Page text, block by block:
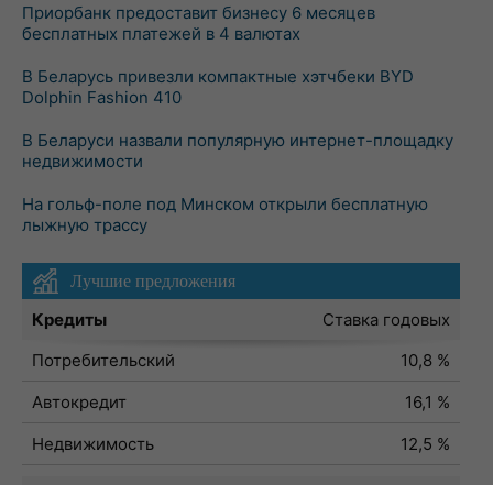
Приорбанк предоставит бизнесу 6 месяцев
бесплатных платежей в 4 валютах
В Беларусь привезли компактные хэтчбеки BYD
Dolphin Fashion 410
В Беларуси назвали популярную интернет-площадку
недвижимости
На гольф-поле под Минском открыли бесплатную
лыжную трассу
Лучшие предложения
Кредиты
Ставка годовых
Потребительский
10,8 %
Автокредит
16,1 %
Недвижимость
12,5 %